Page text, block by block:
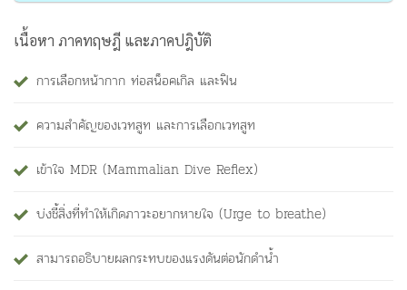
เนื้อหา ภาคทฤษฎี และภาคปฎิบัติ
การเลือกหน้ากาก ท่อสน็อคเกิล และฟิน
ความสำคัญของเวทสูท และการเลือกเวทสูท
เข้าใจ MDR (Mammalian Dive Reflex)
บ่งชี้สิ่งที่ทำให้เกิดภาวะอยากหายใจ (Urge to breathe)
สามารถอธิบายผลกระทบของแรงดันต่อนักดำน้ำ